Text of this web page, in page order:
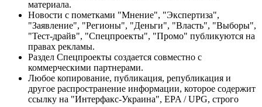
материала.
Новости с пометками "Мнение", "Экспертиза",
"Заявление", "Регионы", "Деньги", "Власть", "Выборы",
"Тест-драйв", "Спецпроекты", "Промо" публикуются на
правах рекламы.
Раздел Спецпроекты создается совместно с
коммерческими партнерами.
Любое копирование, публикация, републикация и
другое распространение информации, которое содержит
ссылку на "Интерфакс-Украина", EPA / UPG, строго